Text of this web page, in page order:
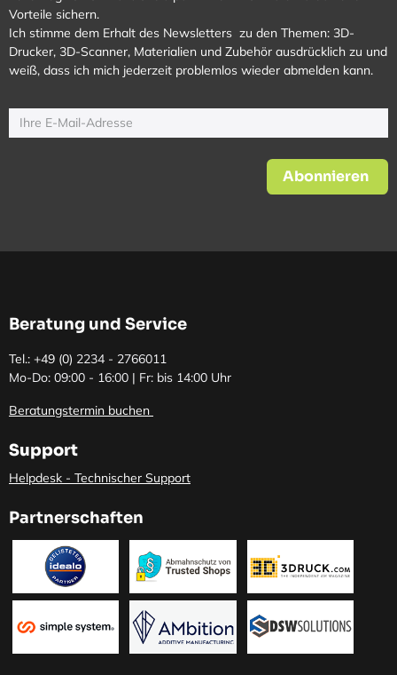
Vorteile sichern.
Ich stimme dem Erhalt des Newsletters zu den Themen: 3D-
Drucker, 3D-Scanner, Materialien und Zubehör ausdrücklich zu und
weiß, dass ich mich jederzeit problemlos wieder abmelden kann.
Abonnieren
Beratung und Service
Tel.: +49 (0) 2234 - 2766011
Mo-Do: 09:00 - 16:00 | Fr: bis 14:00 Uhr
Beratungstermin buchen
Support
Helpdesk - Technischer Support
Partnerschaften